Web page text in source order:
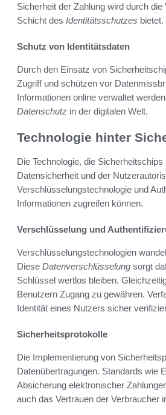
Sicherheit der Zahlung wird durch
Schicht des Identitätsschutzes bietet.
Schutz von Identitätsdaten
Durch den Einsatz von
Zugriff und schützen vor
Informationen online verwaltet
Datenschutz in der digitalen Welt.
Technologie hinter
Die Technologie, die
Datensicherheit und der
Verschlüsselungstechnologie und
Informationen zugreifen können.
Verschlüsselung und
Verschlüsselungstechnologien
Diese Datenverschlüsselung sorgt
Schlüssel wertlos bleiben.
Benutzern Zugang zu gewähren.
Identität eines Nutzers sicher
Sicherheitsprotokolle
Die Implementierung von
Datenübertragungen. Standards wie
Absicherung elektronischer
auch das Vertrauen der Verbraucher